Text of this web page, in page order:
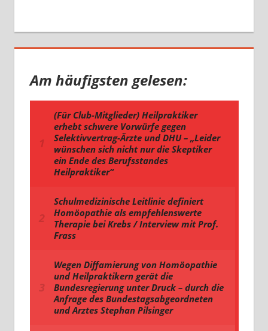
Am häufigsten gelesen: